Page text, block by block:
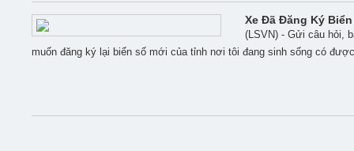
Xe Đã Đăng Ký
(LSVN) - Gửi câu hỏi,
muốn đăng ký lại biển số mới của tỉnh nơi tôi đang sinh sống có